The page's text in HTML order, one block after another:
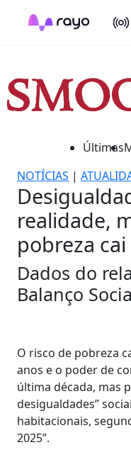
On
Últimas
NOTÍCIAS |
realidade,
pobreza
Dados do
Balanço
O risco de pobreza
anos e o poder de
última década, mas
desigualdades”
habitacionais,
2025”.